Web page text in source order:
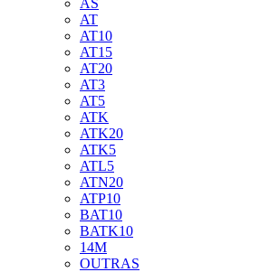
AS
AT
AT10
AT15
AT20
AT3
AT5
ATK
ATK20
ATK5
ATL5
ATN20
ATP10
BAT10
BATK10
14M
OUTRAS